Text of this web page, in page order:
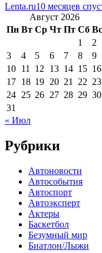
Lenta.ru10 месяцев
Август 2026
Пн Вт Ср Чт Пт Сб Вс
1
2
3
4 5 6 7 8
9
10 11 12 13 14 15 16
17 18 19 20 21 22 23
24 25 26 27 28 29 30
31
« Июл
Рубрики
Автоновости
Автособытия
Автоспорт
Автоэксперт
Актеры
Баскетбол
Безумный мир
Биатлон/Лыжи